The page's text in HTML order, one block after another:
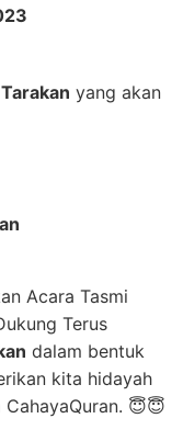
yang akan
Acara Tasmi
Terus
dalam bentuk
kita hidayah
😇😇